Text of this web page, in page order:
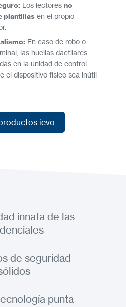
Los lectores no
plantillas en el propio
En caso de robo o
las huellas dactilares
en la unidad de control
el dispositivo físico sea inútil
ievo
innata de las
de seguridad
punta